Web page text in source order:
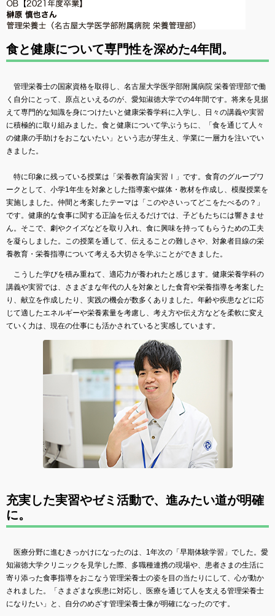
食と健康について専門性を深めた4年間。
管理栄養士の国家資格を取得し、名古屋大学医学部附属病院 栄養管理部で働
く自分にとって、原点といえるのが、愛知淑徳大学での4年間です。将来を見据
えて専門的な知識を身につけたいと健康栄養学科に入学し、日々の講義や実習
に積極的に取り組みました。食と健康について学ぶうちに、「食を通じて人々
の健康の手助けをおこないたい」という志が芽生え、学業に一層力を注いでい
きました。
特に印象に残っている授業は「栄養教育論実習Ⅰ」です。食育のグループワ
ークとして、小学1年生を対象とした指導案や媒体・教材を作成し、模擬授業を
実施しました。仲間と考案したテーマは「このやさいってどこをたべるの？」
です。健康的な食事に関する正論を伝えるだけでは、子どもたちには響きませ
ん。そこで、劇やクイズなどを取り入れ、食に興味を持ってもらうための工夫
を凝らしました。この授業を通して、伝えることの難しさや、対象者目線の栄
養教育・栄養指導について考える大切さを学ぶことができました。
こうした学びを積み重ねて、適応力が養われたと感じます。健康栄養学科の
講義や実習では、さまざまな年代の人を対象とした食育や栄養指導を考案した
り、献立を作成したり、実践の機会が数多くありました。年齢や疾患などに応
じて適したエネルギーや栄養素量を考慮し、考え方や伝え方などを柔軟に変え
ていく力は、現在の仕事にも活かされていると実感しています。
充実した実習やゼミ活動で、進みたい道が明確
に。
医療分野に進むきっかけになったのは、1年次の「早期体験学習」でした。愛
知淑徳大学クリニックを見学した際、多職種連携の現場や、患者さまの生活に
寄り添った食事指導をおこなう管理栄養士の姿を目の当たりにして、心が動か
されました。「さまざまな疾患に対応し、医療を通じて人を支える管理栄養士
になりたい」と、自分のめざす管理栄養士像が明確になったのです。